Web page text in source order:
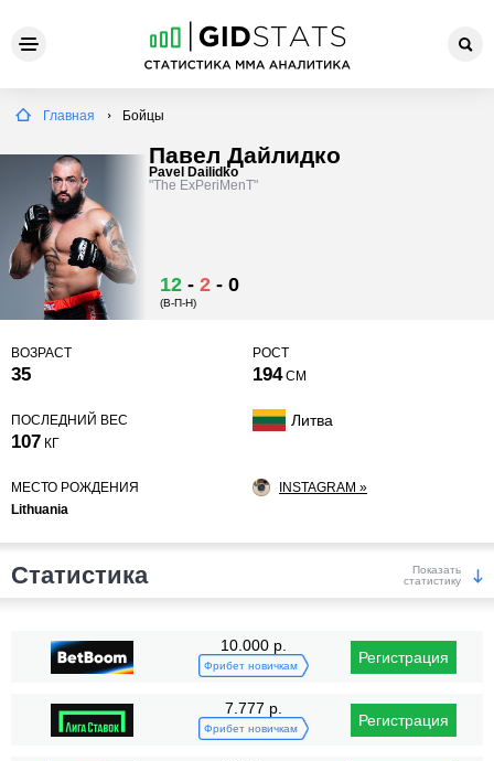
Главная Бойцы
Павел Дайлидко
Pavel Dailidko
"The ExPeriMenT"
12 - 2 - 0
(В-П-Н)
ВОЗРАСТ
35
РОСТ
194СМ
ПОСЛЕДНИЙ ВЕС
107 КГ
Литва
МЕСТО РОЖДЕНИЯ
Lithuania
INSTAGRAM »
Статистика
Показать
статистику
Победы
10.000 р.
Фрибет новичкам Регистрация
7.777 р.
Фрибет новичкам Регистрация